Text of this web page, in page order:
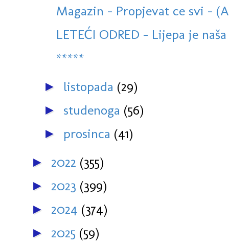
Magazin - Propjevat ce svi -
LETEĆI ODRED - Lijepa je
*****
► listopada (29)
► studenoga (56)
► prosinca (41)
► 2022 (355)
► 2023 (399)
► 2024 (374)
► 2025 (59)